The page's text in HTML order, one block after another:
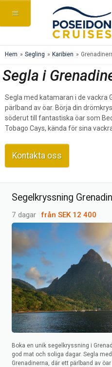
Hem » Segling » Karibien »
Segla i
Segla med katamaran i de vackra
pärlband av öar. Börja din
söderut till fantastiska öar som
Tobago Cays, kända för sina
Kontakta oss
Segelkryssning
7 dagar från SEK 12 400
Boka en unik segelkryssning i
god mat och soliga dagar. Segla
Grenadinerna, där ett pärlband av